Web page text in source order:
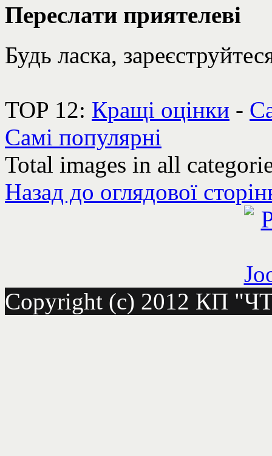
Переслати приятелеві
Будь ласка,
TOP 12: Кращі оцінки -
Самі популярні
Total images in all
Назад до оглядової
Copyright (c) 2012 КП